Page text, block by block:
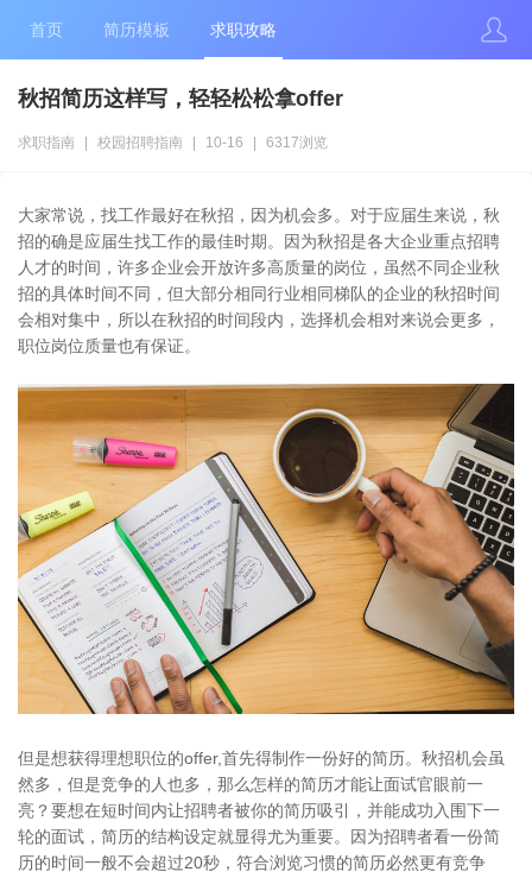
首页 简历模板 求职攻略
秋招简历这样写，轻轻松松拿offer
求职指南 校园招聘指南 10-16 6317浏览
大家常说，找工作最好在秋招，因为机会多。对于应届生来说，秋
招的确是应届生找工作的最佳时期。因为秋招是各大企业重点招聘
人才的时间，许多企业会开放许多高质量的岗位，虽然不同企业秋
招的具体时间不同，但大部分相同行业相同梯队的企业的秋招时间
会相对集中，所以在秋招的时间段内，选择机会相对来说会更多，
职位岗位质量也有保证。
但是想获得理想职位的offer,首先得制作一份好的简历。秋招机会虽
然多，但是竞争的人也多，那么怎样的简历才能让面试官眼前一
亮？要想在短时间内让招聘者被你的简历吸引，并能成功入围下一
轮的面试，简历的结构设定就显得尤为重要。因为招聘者看一份简
历的时间一般不会超过20秒，符合浏览习惯的简历必然更有竞争